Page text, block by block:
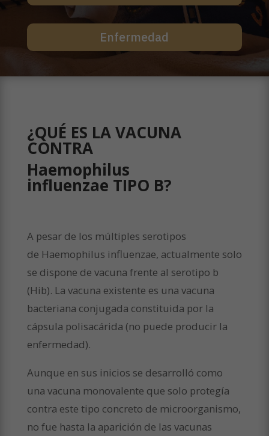
Enfermedad
¿QUÉ ES LA VACUNA
CONTRA
Haemophilus
influenzae TIPO B?
A pesar de los múltiples serotipos
de Haemophilus influenzae, actualmente solo
se dispone de vacuna frente al serotipo b
(Hib). La vacuna existente es una vacuna
bacteriana conjugada constituida por la
cápsula polisacárida (no puede producir la
enfermedad).
Aunque en sus inicios se desarrolló como
una vacuna monovalente que solo protegía
contra este tipo concreto de microorganismo,
no fue hasta la aparición de las vacunas